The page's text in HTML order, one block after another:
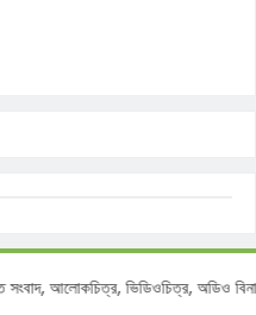
আলোকচিত্র, ভিডিওচিত্র, অডিও বিনা